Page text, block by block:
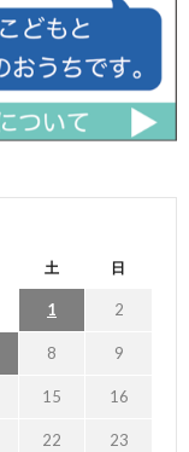
土 日
1 2
8 9
15 16
22 23